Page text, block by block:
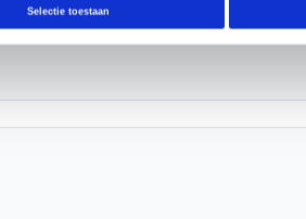
Selectie toestaan